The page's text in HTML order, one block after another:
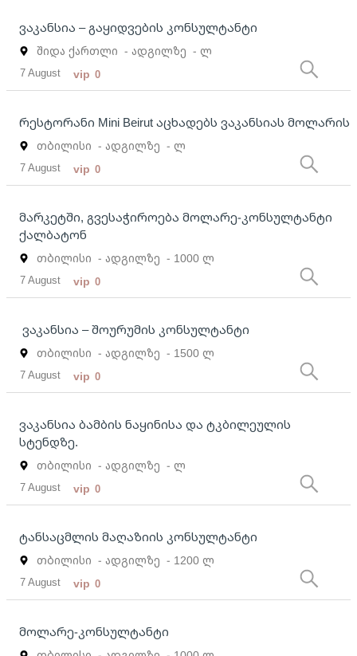
ვაკანსია – გაყიდვების კონსულტანტი
შიდა ქართლი - ადგილზე - ლ
7 August vip 0
რესტორანი Mini Beirut აცხადებს ვაკანსიას მოლარის
თბილისი - ადგილზე - ლ
7 August vip 0
მარკეტში, გვესაჭიროება მოლარე-კონსულტანტი
ქალბატონ
თბილისი - ადგილზე - 1000 ლ
7 August vip 0
ვაკანსია – შოურუმის კონსულტანტი
თბილისი - ადგილზე - 1500 ლ
7 August vip 0
ვაკანსია ბამბის ნაყინისა და ტკბილეულის
სტენდზე.
თბილისი - ადგილზე - ლ
7 August vip 0
ტანსაცმლის მაღაზიის კონსულტანტი
თბილისი - ადგილზე - 1200 ლ
7 August vip 0
მოლარე-კონსულტანტი